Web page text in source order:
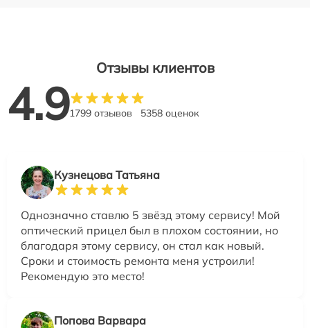
Отзывы клиентов
4.91799 отзывов 5358 оценок
Кузнецова Татьяна
Однозначно ставлю 5 звёзд этому сервису! Мой
оптический прицел был в плохом состоянии, но
благодаря этому сервису, он стал как новый.
Сроки и стоимость ремонта меня устроили!
Рекомендую это место!
Попова Варвара